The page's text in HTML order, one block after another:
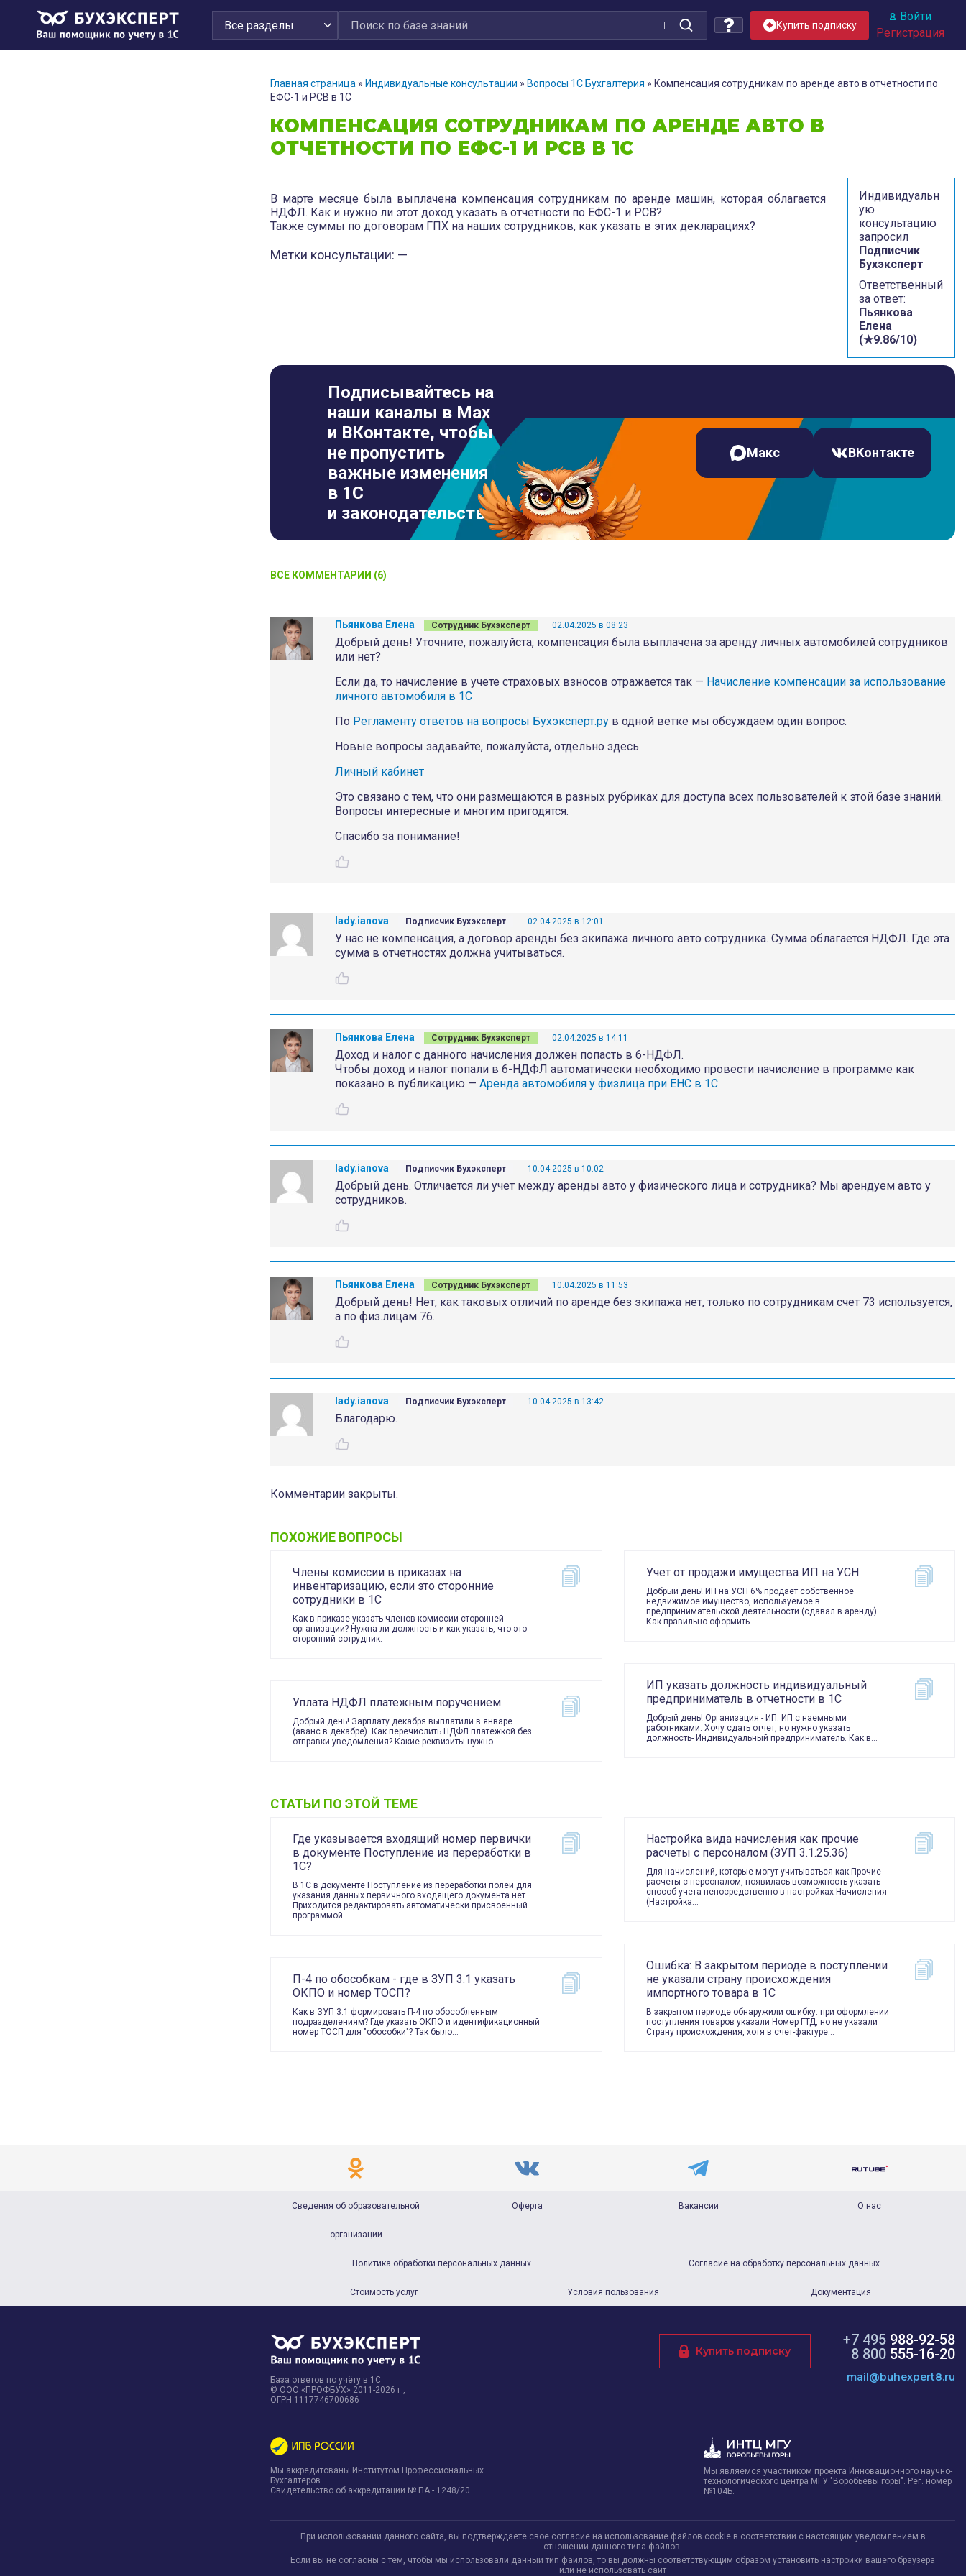
Купить подписку
Войти
Регистрация
Главная страница » Индивидуальные консультации » Вопросы 1С Бухгалтерия » Компенсация сотрудникам по аренде авто в отчетности по
ЕФС-1 и РСВ в 1С
КОМПЕНСАЦИЯ СОТРУДНИКАМ ПО АРЕНДЕ АВТО В
ОТЧЕТНОСТИ ПО ЕФС-1 И РСВ В 1С
Индивидуальн
ую
консультацию
запросил
Подписчик
Бухэксперт
Ответственный
за ответ:
Пьянкова
Елена
(★9.86/10)
В марте месяце была выплачена компенсация сотрудникам по аренде машин, которая облагается
НДФЛ. Как и нужно ли этот доход указать в отчетности по ЕФС-1 и РСВ?
Также суммы по договорам ГПХ на наших сотрудников, как указать в этих декларациях?
Метки консультации: —
Подписывайтесь на
наши каналы в Max
и ВКонтакте, чтобы
не пропустить
важные изменения
в 1С
и законодательстве
Макс ВКонтакте
ВСЕ КОММЕНТАРИИ (6)
Пьянкова Елена Сотрудник Бухэксперт 02.04.2025 в 08:23
Добрый день! Уточните, пожалуйста, компенсация была выплачена за аренду личных автомобилей сотрудников
или нет?
Если да, то начисление в учете страховых взносов отражается так — Начисление компенсации за использование
личного автомобиля в 1С
По Регламенту ответов на вопросы Бухэксперт.ру в одной ветке мы обсуждаем один вопрос.
Новые вопросы задавайте, пожалуйста, отдельно здесь
Личный кабинет
Это связано с тем, что они размещаются в разных рубриках для доступа всех пользователей к этой базе знаний.
Вопросы интересные и многим пригодятся.
Спасибо за понимание!
lady.ianova Подписчик Бухэксперт 02.04.2025 в 12:01
У нас не компенсация, а договор аренды без экипажа личного авто сотрудника. Сумма облагается НДФЛ. Где эта
сумма в отчетностях должна учитываться.
Пьянкова Елена Сотрудник Бухэксперт 02.04.2025 в 14:11
Доход и налог с данного начисления должен попасть в 6-НДФЛ.
Чтобы доход и налог попали в 6-НДФЛ автоматически необходимо провести начисление в программе как
показано в публикацию — Аренда автомобиля у физлица при ЕНС в 1С
lady.ianova Подписчик Бухэксперт 10.04.2025 в 10:02
Добрый день. Отличается ли учет между аренды авто у физического лица и сотрудника? Мы арендуем авто у
сотрудников.
Пьянкова Елена Сотрудник Бухэксперт 10.04.2025 в 11:53
Добрый день! Нет, как таковых отличий по аренде без экипажа нет, только по сотрудникам счет 73 используется,
а по физ.лицам 76.
lady.ianova Подписчик Бухэксперт 10.04.2025 в 13:42
Благодарю.
Комментарии закрыты.
ПОХОЖИЕ ВОПРОСЫ
Члены комиссии в приказах на
инвентаризацию, если это сторонние
сотрудники в 1С
Как в приказе указать членов комиссии сторонней
организации? Нужна ли должность и как указать, что это
сторонний сотрудник.
Уплата НДФЛ платежным поручением
Добрый день! Зарплату декабря выплатили в январе
(аванс в декабре). Как перечислить НДФЛ платежкой без
отправки уведомления? Какие реквизиты нужно…
Учет от продажи имущества ИП на УСН
Добрый день! ИП на УСН 6% продает собственное
недвижимое имущество, используемое в
предпринимательской деятельности (сдавал в аренду).
Как правильно оформить…
ИП указать должность индивидуальный
предприниматель в отчетности в 1С
Добрый день! Организация - ИП. ИП с наемными
работниками. Хочу сдать отчет, но нужно указать
должность- Индивидуальный предприниматель. Как в…
СТАТЬИ ПО ЭТОЙ ТЕМЕ
Где указывается входящий номер первички
в документе Поступление из переработки в
1С?
В 1С в документе Поступление из переработки полей для
указания данных первичного входящего документа нет.
Приходится редактировать автоматически присвоенный
программой…
П-4 по обособкам - где в ЗУП 3.1 указать
ОКПО и номер ТОСП?
Как в ЗУП 3.1 формировать П-4 по обособленным
подразделениям? Где указать ОКПО и идентификационный
номер ТОСП для "обособки"? Так было…
Настройка вида начисления как прочие
расчеты с персоналом (ЗУП 3.1.25.36)
Для начислений, которые могут учитываться как Прочие
расчеты с персоналом, появилась возможность указать
способ учета непосредственно в настройках Начисления
(Настройка…
Ошибка: В закрытом периоде в поступлении
не указали страну происхождения
импортного товара в 1С
В закрытом периоде обнаружили ошибку: при оформлении
поступления товаров указали Номер ГТД, но не указали
Страну происхождения, хотя в счет-фактуре…
Сведения об образовательной
организации
Оферта Вакансии О нас
Политика обработки персональных данных Согласие на обработку персональных данных
Стоимость услуг Условия пользования Документация
База ответов по учёту в 1С
© ООО «ПРОФБУХ» 2011-2026 г.,
ОГРН 1117746700686
+7 495 988-92-58
8 800 555-16-20
mail@buhexpert8.ru
Купить подписку
Мы аккредитованы Институтом Профессиональных
Бухгалтеров.
Свидетельство об аккредитации № ПА - 1248/20
Мы являемся участником проекта Инновационного научно-
технологического центра МГУ "Воробьевы горы". Рег. номер
№104Б.
При использовании данного сайта, вы подтверждаете свое согласие на использование файлов cookie в соответствии с настоящим уведомлением в
отношении данного типа файлов.
Если вы не согласны с тем, чтобы мы использовали данный тип файлов, то вы должны соответствующим образом установить настройки вашего браузера
или не использовать сайт